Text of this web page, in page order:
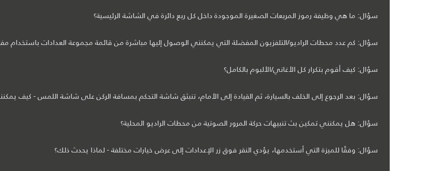
سؤال: ما هي وظيفة رموز المربعات الصغيرة الموجودة داخل كل ربع دائرة في الشاشة الرئيسية؟
سؤال: كم عدد محطات الراديو/التلفزيون المفضلة التي يمكنني الوصول إليها مباشرة من قائمة مجموعة العدادات باستخدام
سؤال: كيف أقوم بتكرار كل الأغاني/الألبوم بالكامل؟
سؤال: بعد الرجوع إلى الخلف بالسيارة، ثم القيادة إلى الأمام، تنبثق شاشة التحكم بمسافة الركن على شاشة اللمس - كيف
سؤال: هل يمكنني تمكين بث تنبيهات حركة المرور الصوتية من محطات الراديو المحلية؟
سؤال: وفقًا للميزة التي أستخدمها، يؤدي النقر فوق زر الإعدادات إلى عرض خيارات مختلفة - لماذا يحدث ذلك؟